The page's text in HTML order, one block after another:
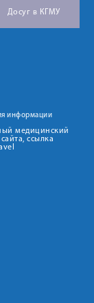
Досуг в КГМУ
информации
медицинский
ссылка